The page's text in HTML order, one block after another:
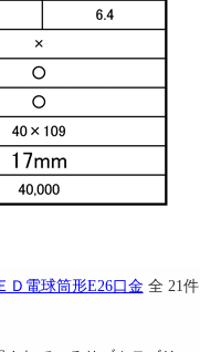
Ｄ電球筒形E26口金 全 21件